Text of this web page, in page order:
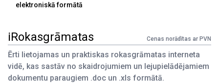
elektroniskā formātā
iRokasgrāmatas Cenas norādītas ar PVN
Ērti lietojamas un praktiskas rokasgrāmatas interneta
vidē, kas sastāv no skaidrojumiem un lejupielādējamiem
dokumentu paraugiem .doc un .xls formātā.